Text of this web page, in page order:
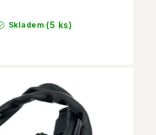
Skladem (5 ks)